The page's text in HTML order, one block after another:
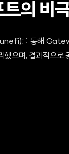
트의 비
를 통해
으며, 결과적으로